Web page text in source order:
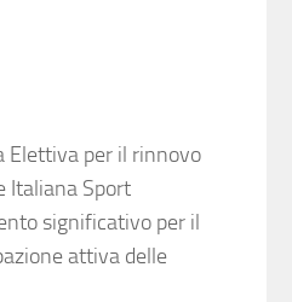
Elettiva per il rinnovo
Italiana Sport
significativo per il
attiva delle